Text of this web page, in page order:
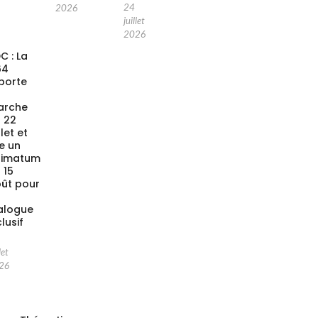
2026
24
juillet
2026
: La
22
et
un
pour